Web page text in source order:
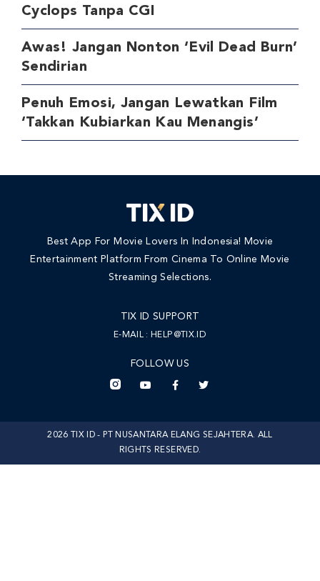
Cyclops Tanpa CGI
Awas! Jangan Nonton ‘Evil Dead Burn’
Sendirian
Penuh Emosi, Jangan Lewatkan Film
‘Takkan Kubiarkan Kau Menangis’
Best App For Movie Lovers In Indonesia! Movie
Entertainment Platform From Cinema To Online Movie
Streaming Selections.
TIX ID SUPPORT
E-MAIL : HELP@TIX.ID
FOLLOW US
2026 TIX ID - PT NUSANTARA ELANG SEJAHTERA. ALL
RIGHTS RESERVED.